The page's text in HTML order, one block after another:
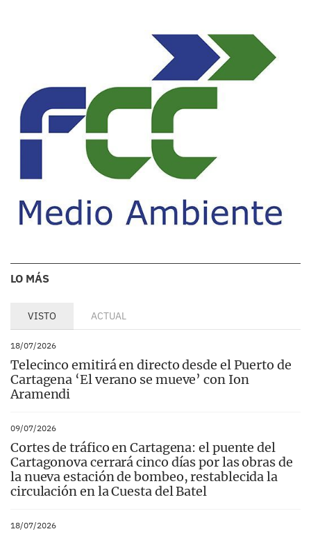
LO MÁS
VISTO ACTUAL
18/07/2026
Telecinco emitirá en directo desde el Puerto de
Cartagena ‘El verano se mueve’ con Ion
Aramendi
09/07/2026
Cortes de tráfico en Cartagena: el puente del
Cartagonova cerrará cinco días por las obras de
la nueva estación de bombeo, restablecida la
circulación en la Cuesta del Batel
18/07/2026